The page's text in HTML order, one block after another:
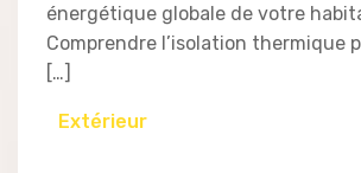
énergétique globale de votre
Comprendre l’isolation thermique
[…]
Extérieur